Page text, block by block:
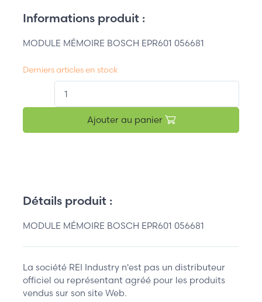
Informations produit :
MODULE MÉMOIRE BOSCH EPR601 056681
Derniers articles en stock
Ajouter au panier
Détails produit :
MODULE MÉMOIRE BOSCH EPR601 056681
La société REI Industry n'est pas un distributeur
officiel ou représentant agréé pour les produits
vendus sur son site Web.